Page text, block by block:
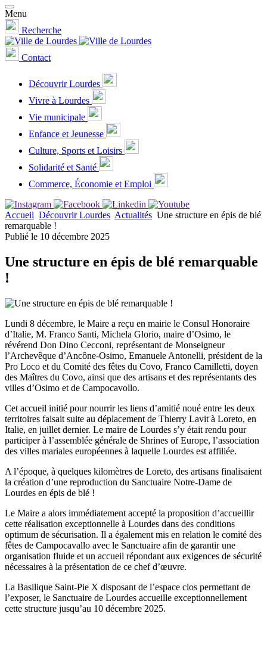
Menu
Recherche
Contact
Découvrir Lourdes
Vivre à Lourdes
Vie municipale
Enfance et Jeunesse
Culture, Sports et Loisirs
Solidarité et Santé
Commerce, Économie et Emploi
Accueil Découvrir Lourdes Actualités Une structure en épis de blé
remarquable !
Publié le 10 décembre 2025
Une structure en épis de blé remarquable
!
Lundi 8 décembre, le Maire a reçu en mairie le Consul Honoraire
d’Italie, M. Franco Santi, Michela Glorio, maire d’Osimo, le
révérend Don Dino Cecconi, représentant de Monseigneur
l’Archevêque d’Ancône-Osimo, Emanuele Antonelli, président de la
Pro Loco et du Comité des fêtes du Covo, Franco Camilletti, doyen
des Maîtres du Covo, ainsi que des artisans et des représentants des
villes d’Osimo et de Campocavollo.
Cet accueil initié pour nourrir les liens d’amitié noué entre les deux
territoires faisait suite au déplacement de Thierry Lavit à Loreto, en
Italie, en juillet dernier. Le maire de Lourdes s’y était rendu pour
participer à l’assemblée générale de Shrines of Europe, l’association
des villes mariales européennes à laquelle Lourdes est affiliée.
A l’époque, à quelques kilomètres de Loreto, des artisans finalisaient
la création d’une reproduction du Sanctuaire Notre-Dame de
Lourdes en épis de blé !
Le Maire a alors immédiatement accepté la proposition d’accueillir
cette réalisation exceptionnelle à Lourdes dans des conditions
optimum de sécurisation. Il a également mis en relation le comité des
fêtes de Campocavallo avec le Sanctuaire afin de garantir une
organisation fluide et un accueil répondant aux exigences de sécurité
nécessaires à la présentation de ce chef d’œuvre.
La Basilique Saint-Pie X disposant de l’espace clos permettant de
l’exposer, le Sanctuaire de Lourdes accueille exceptionnellement
cette structure jusqu’au 10 décembre 2025.